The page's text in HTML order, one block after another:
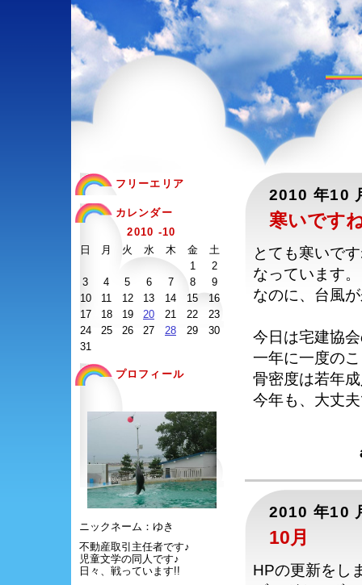
フリーエリア
カレンダー
2010 -10
日
月 火 水 木 金
土
1
2
3
4 5 6 7 8
9
10
11 12 13 14 15
16
17
18 19 20 21 22
23
24
25 26 27 28 29
30
31
プロフィール
ニックネーム：ゆき
不動産取引主任者です♪
児童文学の同人です♪
日々、戦っています!!
2010 年10
寒いです
とても寒いで
なっています。
なのに、台風
今日は宅建協
一年に一度の
骨密度は若年
今年も、大丈
2010 年10
10月
HPの更新をし